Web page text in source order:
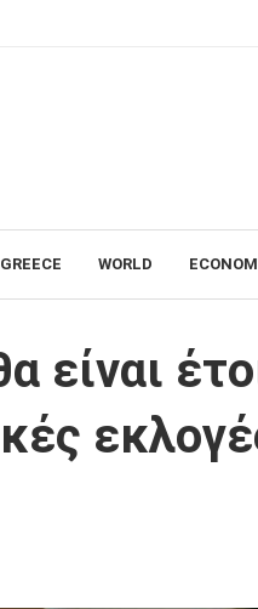
GREECE WORLD
εκλογές
είναι